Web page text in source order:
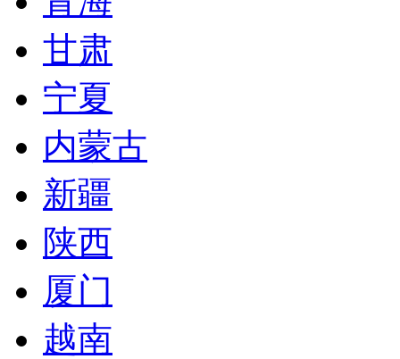
甘肃
宁夏
内蒙古
新疆
陕西
厦门
越南